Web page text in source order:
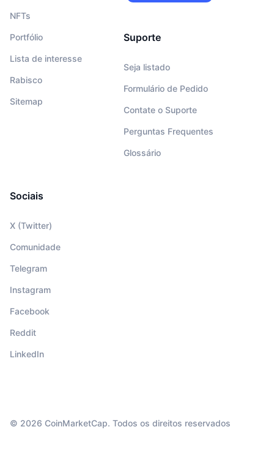
NFTs
Portfólio
Lista de interesse
Rabisco
Sitemap
Suporte
Seja listado
Formulário de Pedido
Contate o Suporte
Perguntas Frequentes
Glossário
Sociais
X (Twitter)
Comunidade
Telegram
Instagram
Facebook
Reddit
LinkedIn
© 2026 CoinMarketCap. Todos os direitos reservados